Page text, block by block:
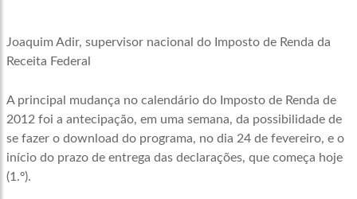
Joaquim Adir, supervisor nacional do Imposto de Renda da
Receita Federal
A principal mudança no calendário do Imposto de Renda de
2012 foi a antecipação, em uma semana, da possibilidade de
se fazer o download do programa, no dia 24 de fevereiro, e o
início do prazo de entrega das declarações, que começa hoje
(1.º).